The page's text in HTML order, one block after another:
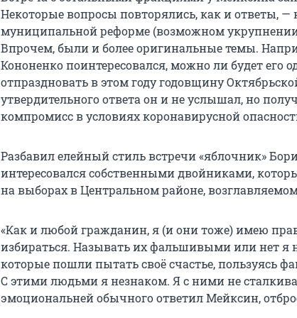
Некоторые вопросы повторялись, как и ответы, —
муниципальной реформе (возможном
Впрочем, были и более оригинальные темы.
Кононенко поинтересовался, можно ли будет его
отпраздновать в этом году годовщину
утвердительного ответа он и не услышал, но
компромисс в условиях коронавирусной
Разбавил елейный стиль встречи «яблочник»
интересовался собственными двойниками,
на выборах в Центральном районе,
«Как и любой гражданин, я (и они тоже) имею
избираться. Называть их фальшивыми или нет я
которые пошли пытать своё счастье, пользуясь
С этими людьми я незнаком. Я с ними не
эмоциональней обычного ответил Мейксин,